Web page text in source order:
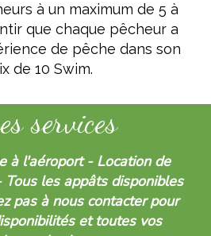
à un maximum de 5 à
que chaque pêcheur a
de pêche dans son
de 10 Swim.
services
à l'aéroport - Location de
les appâts disponibles
pas à nous contacter pour
et toutes vos